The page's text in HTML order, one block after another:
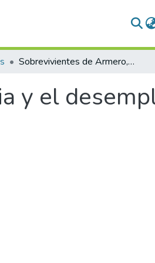
Sobrevivientes de Armero, entre la nostalgia y el desempleo : una lágrima de cinco años 3
y el